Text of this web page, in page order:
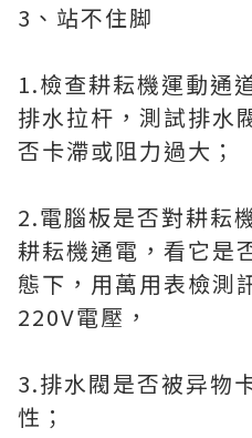
3、站不住脚
1.檢查耕耘機運動通
排水拉杆，測試排水
否卡滯或阻力過大；
2.電腦板是否對耕耘
耕耘機通電，看它是
態下，用萬用表檢測
220V電壓，
3.排水閥是否被异物
性；